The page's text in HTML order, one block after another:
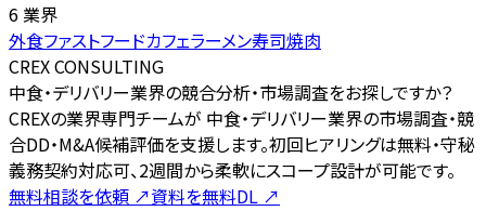
6 業界
外食ファストフードカフェラーメン寿司焼肉
CREX CONSULTING
中食・デリバリー業界の競合分析・市場調査をお探しですか？
CREXの業界専門チームが 中食・デリバリー業界の市場調査・競
合DD・M&A候補評価を支援します。初回ヒアリングは無料・守秘
義務契約対応可、2週間から柔軟にスコープ設計が可能です。
無料相談を依頼 ↗資料を無料DL ↗